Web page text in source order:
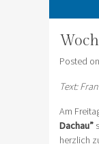
Posted on
Text:
Am
Dachau”
herzlich